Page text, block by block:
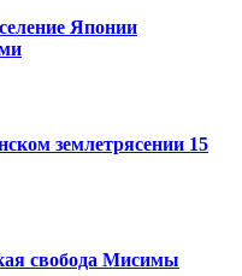
Японии
землетрясении 15
свобода Мисимы